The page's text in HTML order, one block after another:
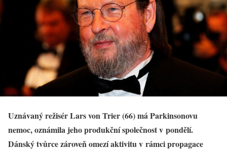
Uznávaný režisér Lars von Trier (66) má Parkinsonovu
nemoc, oznámila jeho produkční společnost v pondělí.
Dánský tvůrce zároveň omezí aktivitu v rámci propagace